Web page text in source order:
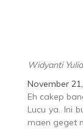
Widyanti
November
Eh cakep
Lucu ya. Ini
maen geget